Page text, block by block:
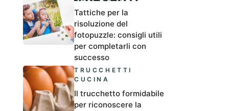
Tattiche per la
risoluzione del
fotopuzzle: consigli utili
per completarli con
successo
TRUCCHETTI
CUCINA
Il trucchetto formidabile
per riconoscere la